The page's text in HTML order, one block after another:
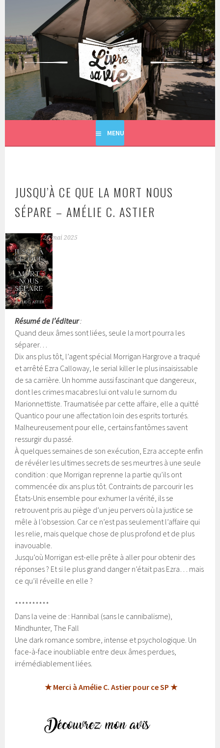
principal
LIVRE SA VIE
MENU
JUSQU’À CE QUE LA MORT NOUS
SÉPARE – AMÉLIE C. ASTIER
26 mai 2025
Résumé de l’éditeur:
Quand deux âmes sont liées, seule la mort pourra les
séparer…
Dix ans plus tôt, l’agent spécial Morrigan Hargrove a traqué
et arrêté Ezra Calloway, le serial killer le plus insaisissable
de sa carrière. Un homme aussi fascinant que dangereux,
dont les crimes macabres lui ont valu le surnom du
Marionnettiste. Traumatisée par cette affaire, elle a quitté
Quantico pour une affectation loin des esprits torturés.
Malheureusement pour elle, certains fantômes savent
ressurgir du passé.
À quelques semaines de son exécution, Ezra accepte enfin
de révéler les ultimes secrets de ses meurtres à une seule
condition : que Morrigan reprenne la partie qu’ils ont
commencée dix ans plus tôt. Contraints de parcourir les
États-Unis ensemble pour exhumer la vérité, ils se
retrouvent pris au piège d’un jeu pervers où la justice se
mêle à l’obsession. Car ce n’est pas seulement l’affaire qui
les relie, mais quelque chose de plus profond et de plus
inavouable.
Jusqu’où Morrigan est-elle prête à aller pour obtenir des
réponses ? Et si le plus grand danger n’était pas Ezra… mais
ce qu’il réveille en elle ?
**********
Dans la veine de : Hannibal (sans le cannibalisme),
Mindhunter, The Fall
Une dark romance sombre, intense et psychologique. Un
face-à-face inoubliable entre deux âmes perdues,
irrémédiablement liées.
★ Merci à Amélie C. Astier pour ce SP ★